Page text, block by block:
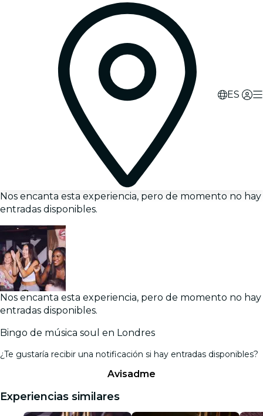
ES
Nos encanta esta experiencia, pero de momento no hay
entradas disponibles.
Nos encanta esta experiencia, pero de momento no hay
entradas disponibles.
Bingo de música soul en Londres
¿Te gustaría recibir una notificación si hay entradas disponibles?
Avisadme
Experiencias similares